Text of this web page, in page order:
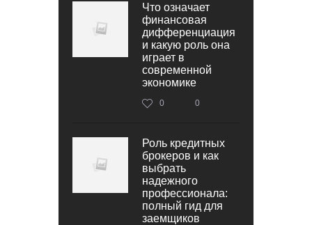
Что означает
финансовая
дифференциация
и какую роль она
играет в
современной
экономике
0 0
Роль кредитных
брокеров и как
выбрать
надежного
профессионала:
полный гид для
заемщиков